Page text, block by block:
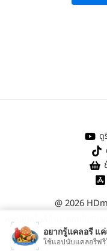
ดู
@ 2026
หาคลินิกใกล้บ้าน
อยากรู้แคลอรี แ
ใช้แอปนับแคลอรีฟรี